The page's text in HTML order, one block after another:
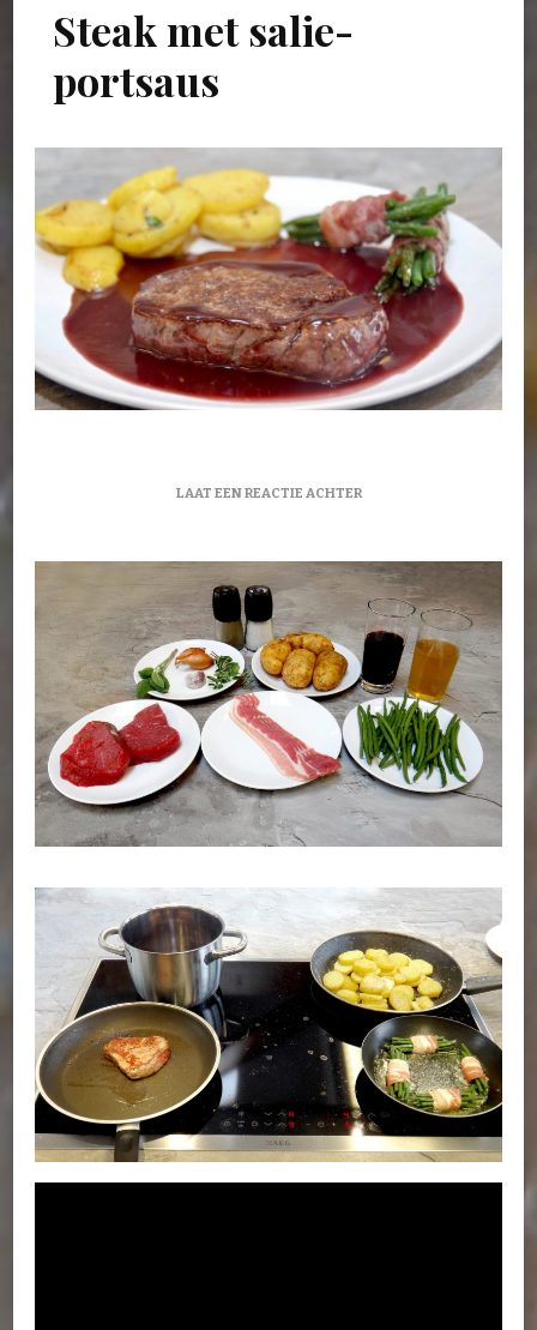
Steak met salie-
portsaus
LAAT EEN REACTIE ACHTEROP
SALIE-
PORTSAUS